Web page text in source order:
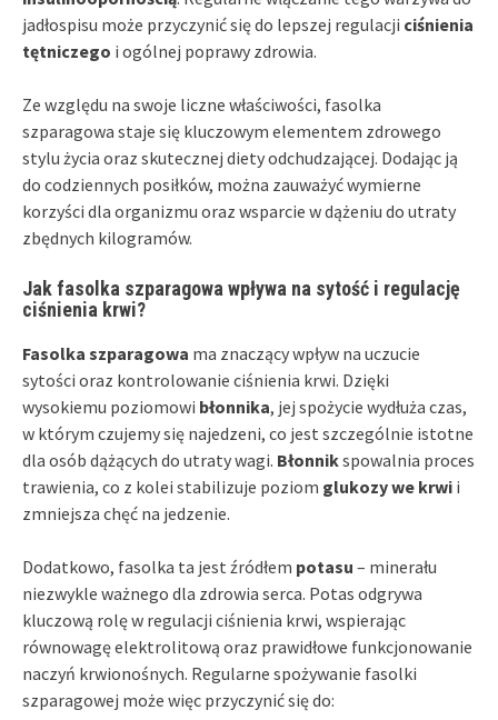
jadłospisu może przyczynić się do lepszej regulacji ciśnienia
tętniczego i ogólnej poprawy zdrowia.
Ze względu na swoje liczne właściwości, fasolka
szparagowa staje się kluczowym elementem zdrowego
stylu życia oraz skutecznej diety odchudzającej. Dodając ją
do codziennych posiłków, można zauważyć wymierne
korzyści dla organizmu oraz wsparcie w dążeniu do utraty
zbędnych kilogramów.
Jak fasolka szparagowa wpływa na sytość i regulację
ciśnienia krwi?
Fasolka szparagowa ma znaczący wpływ na uczucie
sytości oraz kontrolowanie ciśnienia krwi. Dzięki
wysokiemu poziomowi błonnika, jej spożycie wydłuża czas,
w którym czujemy się najedzeni, co jest szczególnie istotne
dla osób dążących do utraty wagi. Błonnikspowalnia proces
trawienia, co z kolei stabilizuje poziom glukozy we krwi i
zmniejsza chęć na jedzenie.
Dodatkowo, fasolka ta jest źródłem potasu – minerału
niezwykle ważnego dla zdrowia serca. Potas odgrywa
kluczową rolę w regulacji ciśnienia krwi, wspierając
równowagę elektrolitową oraz prawidłowe funkcjonowanie
naczyń krwionośnych. Regularne spożywanie fasolki
szparagowej może więc przyczynić się do: